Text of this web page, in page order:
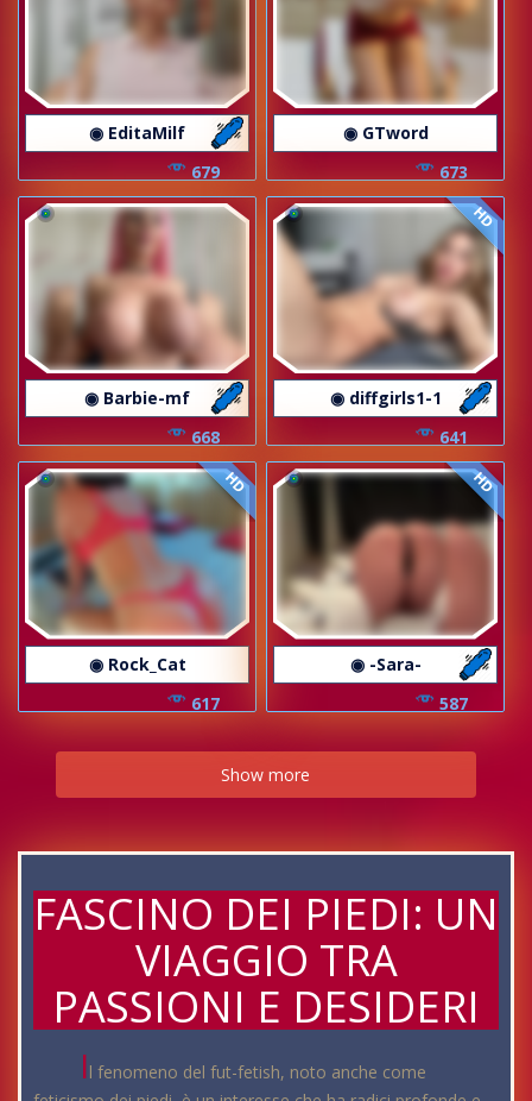
◉ EditaMilf
679
◉ GTword
673
◉ Barbie-mf
668
HD
◉ diffgirls1-1
641
HD
◉ Rock_Cat
617
HD
◉ -Sara-
587
Show more
FASCINO DEI PIEDI: UN
VIAGGIO TRA
PASSIONI E DESIDERI
Il fenomeno del fut-fetish, noto anche come